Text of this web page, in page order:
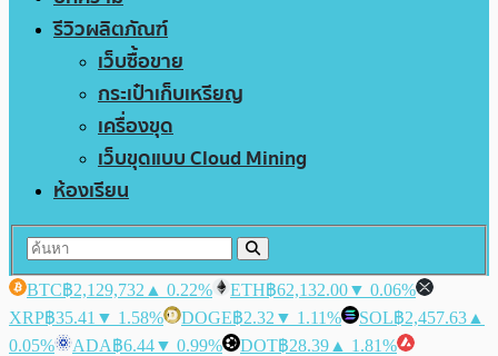
รีวิวผลิตภัณฑ์
เว็บซื้อขาย
กระเป๋าเก็บเหรียญ
เครื่องขุด
เว็บขุดแบบ Cloud Mining
ห้องเรียน
BTC฿2,129,732 ▲ 0.22% ETH฿62,132.00▼ 0.06%
XRP฿35.41 ▼ 1.58% DOGE฿2.32 ▼ 1.11% SOL฿2,457.63 ▲
0.05%
ADA฿6.44▼ 0.99% DOT฿28.39 ▲ 1.81%